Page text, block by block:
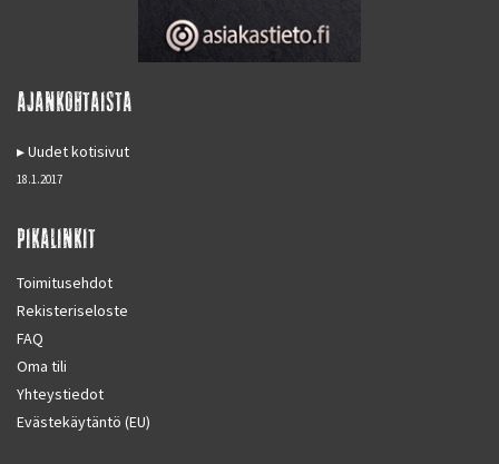
AJANKOHTAISTA
Uudet kotisivut
18.1.2017
PIKALINKIT
Toimitusehdot
Rekisteriseloste
FAQ
Oma tili
Yhteystiedot
Evästekäytäntö (EU)